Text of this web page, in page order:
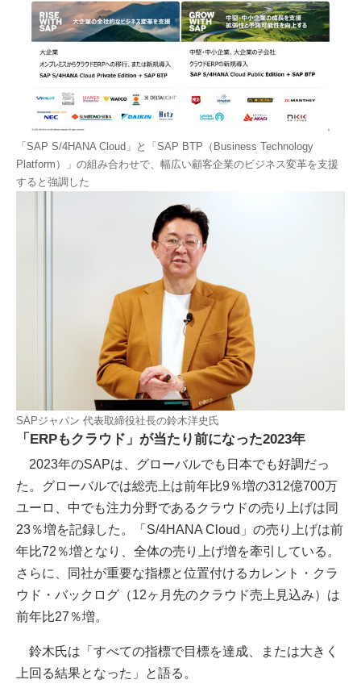
「SAP S/4HANA Cloud」と「SAP BTP（Business Technology
Platform）」の組み合わせで、幅広い顧客企業のビジネス変革を支援
すると強調した
SAPジャパン 代表取締役社長の鈴木洋史氏
「ERPもクラウド」が当たり前になった2023年
2023年のSAPは、グローバルでも日本でも好調だっ
た。グローバルでは総売上は前年比9％増の312億700万
ユーロ、中でも注力分野であるクラウドの売り上げは同
23％増を記録した。「S/4HANA Cloud」の売り上げは前
年比72％増となり、全体の売り上げ増を牽引している。
さらに、同社が重要な指標と位置付けるカレント・クラ
ウド・バックログ（12ヶ月先のクラウド売上見込み）は
前年比27％増。
鈴木氏は「すべての指標で目標を達成、または大きく
上回る結果となった」と語る。